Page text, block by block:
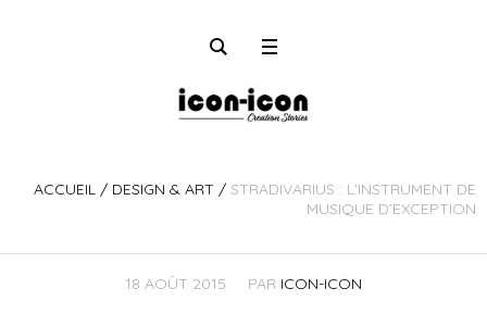
ACCUEIL / DESIGN & ART / STRADIVARIUS : L’INSTRUMENT DE
MUSIQUE D’EXCEPTION
18 AOÛT 2015 PAR ICON-ICON